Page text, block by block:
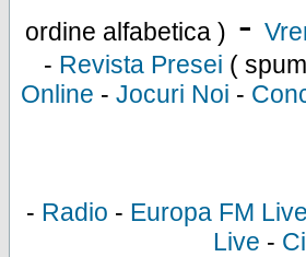
ordine alfabetica ) -
- Revista Presei (
Online - Jocuri Noi -
- Radio - Europa FM Live
Live -